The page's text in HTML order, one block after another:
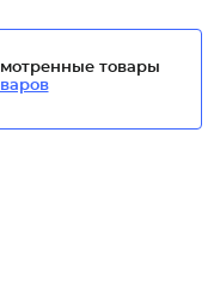
товары